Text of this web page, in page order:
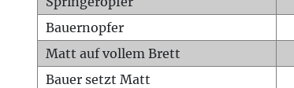
Bauernopfer
Matt auf vollem Brett
Bauer setzt Matt